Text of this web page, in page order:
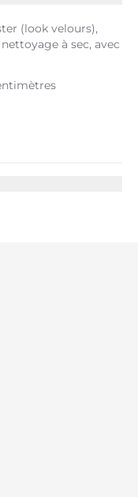
(look velours),
à sec, avec